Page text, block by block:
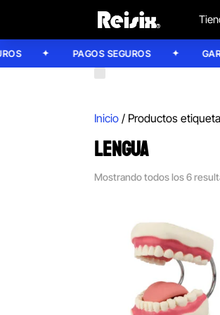
PAGOS SEGUROS
Inicio / Productos
LENGUA
Mostrando todos los 6